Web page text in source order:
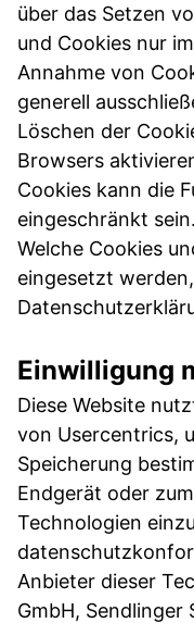
über das Setzen
und Cookies nur
Annahme von
generell
Löschen der
Browsers
Cookies kann die
eingeschränkt sein.
Welche Cookies
eingesetzt
Einwilligung
Diese Website
von Usercentrics,
Speicherung
Endgerät oder
Technologien
Anbieter dieser
GmbH, Sendlinger